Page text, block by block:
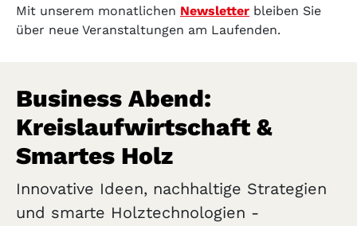
Mit unserem monatlichen Newsletter bleiben Sie
über neue Veranstaltungen am Laufenden.
Business Abend:
Kreislaufwirtschaft &
Smartes Holz
Innovative Ideen, nachhaltige Strategien
und smarte Holztechnologien -